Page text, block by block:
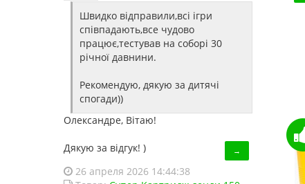
Швидко відправили,всі ігри
співпадають,все чудово
працює,тестував на соборі 30
річної давнини.
Рекомендую, дякую за дитячі
спогади))
Олександре, Вітаю!
Дякую за відгук! ) →
26 апреля 2026 14:44:38
Код товара:1446HDNES